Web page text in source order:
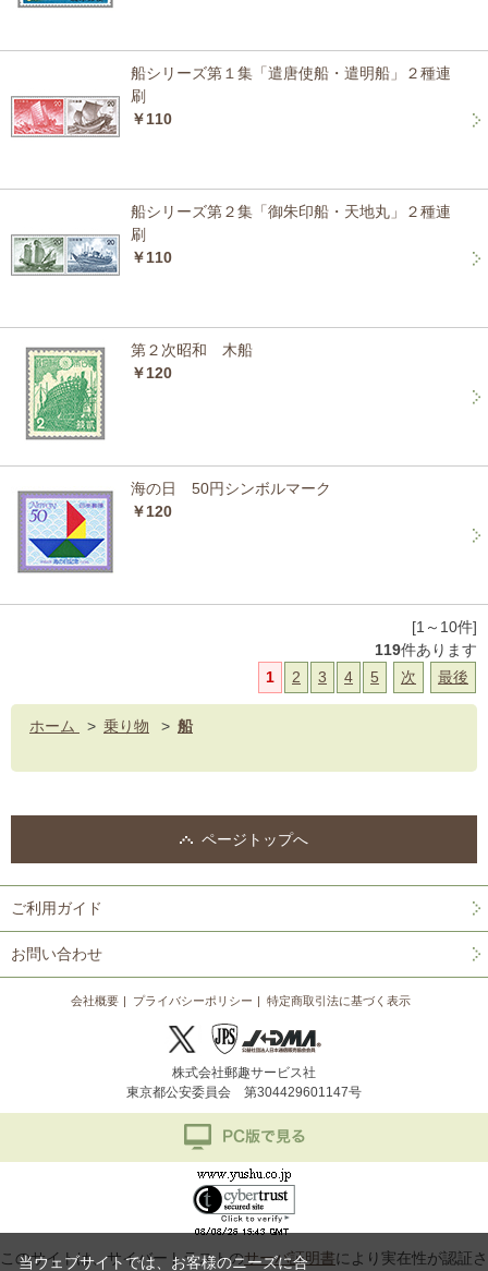
船シリーズ第１集「遣唐使船・遣明船」２種連
刷
￥110
船シリーズ第２集「御朱印船・天地丸」２種連
刷
￥110
第２次昭和 木船
￥120
海の日 50円シンボルマーク
￥120
[1～10件]
119件あります
1
2 3 4 5 次 最後
ホーム > 乗り物 > 船
ページトップへ
ご利用ガイド
お問い合わせ
会社概要 プライバシーポリシー 特定商取引法に基づく表示
株式会社郵趣サービス社
東京都公安委員会 第304429601147号
このサイトは、サイバートラストのサーバ証明書により実在性が認証さ
当ウェブサイトでは、お客様のニーズに合